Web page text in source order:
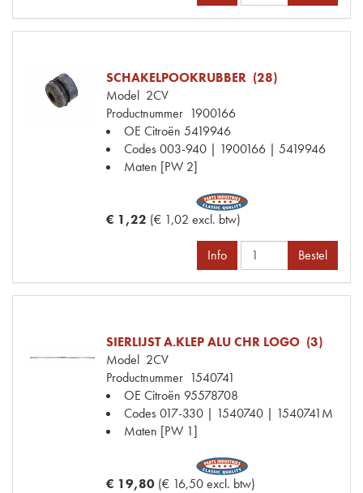
SCHAKELPOOKRUBBER (28)
Model 2CV
Productnummer 1900166
OE Citroën 5419946
Codes003-940 | 1900166 | 5419946
Maten [PW 2]
€ 1,22 (€ 1,02 excl. btw)
Info Bestel
SIERLIJST A.KLEP ALU CHR LOGO (3)
Model 2CV
Productnummer 1540741
OE Citroën 95578708
Codes017-330 | 1540740 | 1540741M
Maten [PW 1]
€ 19,80 (€ 16,50 excl. btw)